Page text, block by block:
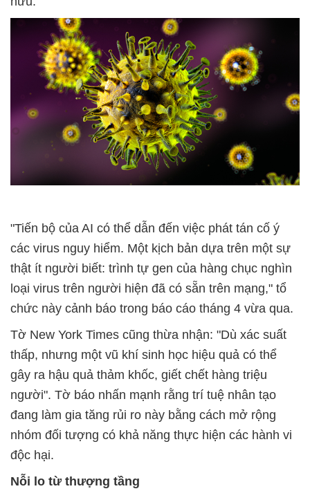
"Tiến bộ của AI có thể dẫn đến việc phát tán cố ý
các virus nguy hiểm. Một kịch bản dựa trên một sự
thật ít người biết: trình tự gen của hàng chục nghìn
loại virus trên người hiện đã có sẵn trên mạng," tổ
chức này cảnh báo trong báo cáo tháng 4 vừa qua.
Tờ New York Times cũng thừa nhận: "Dù xác suất
thấp, nhưng một vũ khí sinh học hiệu quả có thể
gây ra hậu quả thảm khốc, giết chết hàng triệu
người". Tờ báo nhấn mạnh rằng trí tuệ nhân tạo
đang làm gia tăng rủi ro này bằng cách mở rộng
nhóm đối tượng có khả năng thực hiện các hành vi
độc hại.
Nỗi lo từ thượng tầng